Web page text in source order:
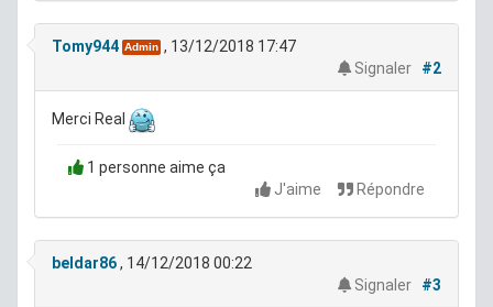
Tomy944 Admin , 13/12/2018 17:47
Signaler
#2
Merci Real
1 personne aime ça
J'aime
Répondre
beldar86, 14/12/2018 00:22
Signaler
#3